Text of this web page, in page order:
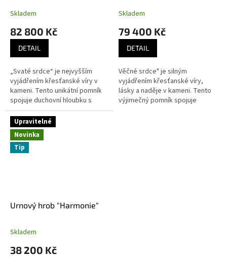
Skladem
82 800 Kč
DETAIL
„Svaté srdce“ je nejvyšším
vyjádřením křesťanské víry v
kameni. Tento unikátní pomník
spojuje duchovní hloubku s
uměleckou krásou a vytváří
místo, kde se setkávají
pozemská...
Skladem
79 400 Kč
DETAIL
Věčné srdce" je silným
vyjádřením křesťanské víry,
lásky a naděje v kameni. Tento
výjimečný pomník spojuje
Upravitelné
Novinka
Tip
Urnový hrob "Harmonie"
Skladem
38 200 Kč